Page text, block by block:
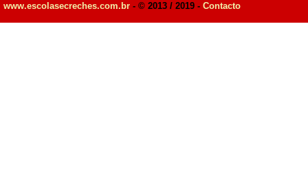
www.escolasecreches.com.br - © 2013 / 2019 - Contacto